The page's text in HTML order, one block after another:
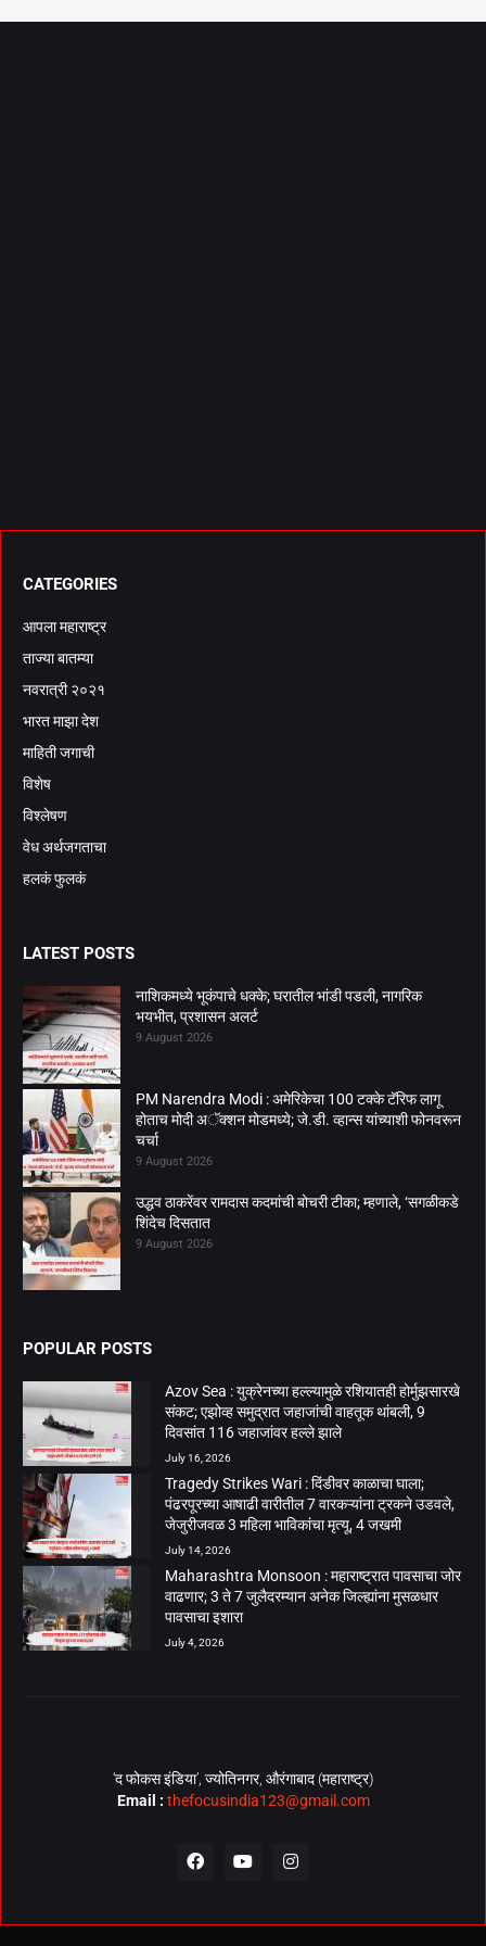
CATEGORIES
आपला महाराष्ट्र
ताज्या बातम्या
नवरात्री २०२१
भारत माझा देश
माहिती जगाची
विशेष
विश्लेषण
वेध अर्थजगताचा
हलकं फुलकं
LATEST POSTS
नाशिकमध्ये भूकंपाचे धक्के; घरातील भांडी पडली, नागरिक
भयभीत, प्रशासन अलर्ट
9 August 2026
PM Narendra Modi : अमेरिकेचा 100 टक्के टॅरिफ लागू
होताच मोदी अॅक्शन मोडमध्ये; जे.डी. व्हान्स यांच्याशी फोनवरून
चर्चा
9 August 2026
उद्धव ठाकरेंवर रामदास कदमांची बोचरी टीका; म्हणाले, ‘सगळीकडे
शिंदेच दिसतात
9 August 2026
POPULAR POSTS
Azov Sea : युक्रेनच्या हल्ल्यामुळे रशियातही होर्मुझसारखे
संकट; एझोव्ह समुद्रात जहाजांची वाहतूक थांबली, 9
दिवसांत 116 जहाजांवर हल्ले झाले
July 16, 2026
Tragedy Strikes Wari : दिंडीवर काळाचा घाला;
पंढरपूरच्या आषाढी वारीतील 7 वारकऱ्यांना ट्रकने उडवले,
जेजुरीजवळ 3 महिला भाविकांचा मृत्यू, 4 जखमी
July 14, 2026
Maharashtra Monsoon : महाराष्ट्रात पावसाचा जोर
वाढणार; 3 ते 7 जुलैदरम्यान अनेक जिल्ह्यांना मुसळधार
पावसाचा इशारा
July 4, 2026
‘द फोकस इंडिया’, ज्योतिनगर, औरंगाबाद (महाराष्ट्र)
Email : thefocusindia123@gmail.com